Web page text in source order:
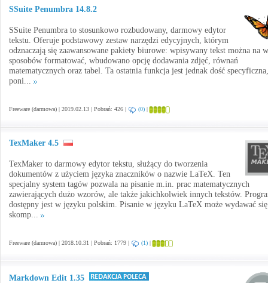
SSuite Penumbra 14.8.2
SSuite Penumbra to stosunkowo rozbudowany, darmowy edytor
tekstu. Oferuje podstawowy zestaw narzędzi edycyjnych, którym
odznaczają się zaawansowane pakiety biurowe: wpisywany tekst można na
sposobów formatować, wbudowano opcję dodawania zdjęć, równań
matematycznych oraz tabel. Ta ostatnia funkcja jest jednak dość specyficzna,
poni...
Freeware (darmowa) | 2019.02.13 | Pobrań: 426 | (0) |
TexMaker 4.5
TexMaker to darmowy edytor tekstu, służący do tworzenia
dokumentów z użyciem języka znaczników o nazwie LaTeX. Ten
specjalny system tagów pozwala na pisanie m.in. prac matematycznych
zawierających dużo wzorów, ale także jakichkolwiek innych tekstów.
dostępny jest w języku polskim. Pisanie w języku LaTeX może wydawać się
skomp...
Freeware (darmowa) | 2018.10.31 | Pobrań: 1779 | (1) |
Markdown Edit 1.35